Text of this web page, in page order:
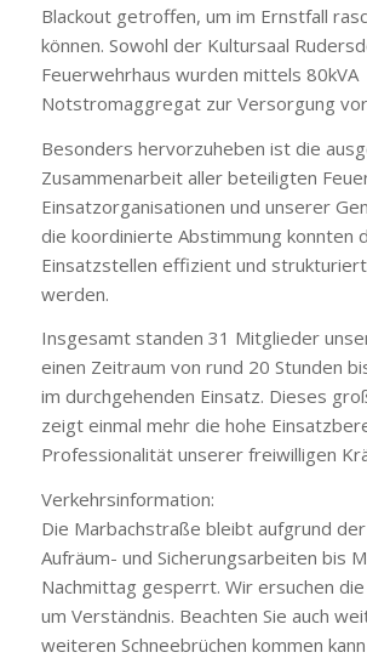
Blackout getroffen, um im Ernstfall
können. Sowohl der Kultursaal
Feuerwehrhaus wurden mittels 80kVA
Notstromaggregat zur Versorgung
Besonders hervorzuheben ist die
Zusammenarbeit aller beteiligten
Einsatzorganisationen und unserer
die koordinierte Abstimmung konnten
Einsatzstellen effizient und
werden.
Insgesamt standen 31 Mitglieder
einen Zeitraum von rund 20 Stunden
im durchgehenden Einsatz. Dieses
zeigt einmal mehr die hohe
Professionalität unserer freiwilligen
Verkehrsinformation:
Die Marbachstraße bleibt aufgrund
Aufräum- und Sicherungsarbeiten bis
Nachmittag gesperrt. Wir ersuchen
um Verständnis. Beachten Sie auch
weiteren Schneebrüchen kommen